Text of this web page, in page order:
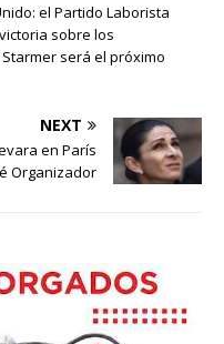
el Partido Laborista
sobre los
será el próximo
NEXT
en París
Organizador